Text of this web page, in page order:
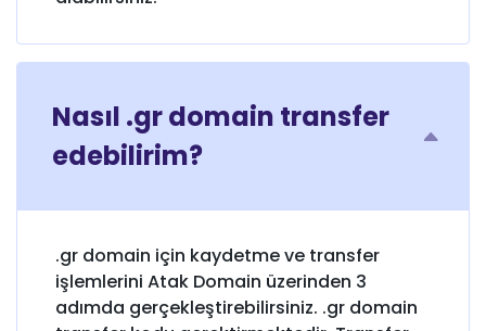
Nasıl .gr domain transfer
edebilirim?
.gr domain için kaydetme ve transfer
işlemlerini Atak Domain üzerinden 3
adımda gerçekleştirebilirsiniz. .gr domain